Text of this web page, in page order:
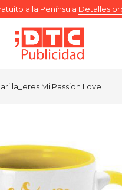
a la Península Detalles
Mi Passion Love